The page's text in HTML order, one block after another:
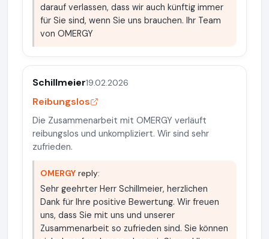
darauf verlassen, dass wir auch künftig immer
für Sie sind, wenn Sie uns brauchen. Ihr Team
von OMERGY
Schillmeier19.02.2026
Reibungslos
Die Zusammenarbeit mit OMERGY verläuft
reibungslos und unkompliziert. Wir sind sehr
zufrieden.
OMERGY reply:
Sehr geehrter Herr Schillmeier, herzlichen
Dank für Ihre positive Bewertung. Wir freuen
uns, dass Sie mit uns und unserer
Zusammenarbeit so zufrieden sind. Sie können